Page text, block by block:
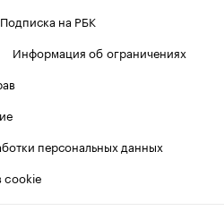
Подписка на РБК
Информация об ограничениях
персональных данных
cookie